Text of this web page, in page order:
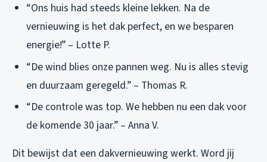
“Ons huis had steeds kleine lekken. Na de
vernieuwing is het dak perfect, en we besparen
energie!” – Lotte P.
“De wind blies onze pannen weg. Nu is alles stevig
en duurzaam geregeld.” – Thomas R.
“De controle was top. We hebben nu een dak voor
de komende 30 jaar.” – Anna V.
Dit bewijst dat een dakvernieuwing werkt. Word jij